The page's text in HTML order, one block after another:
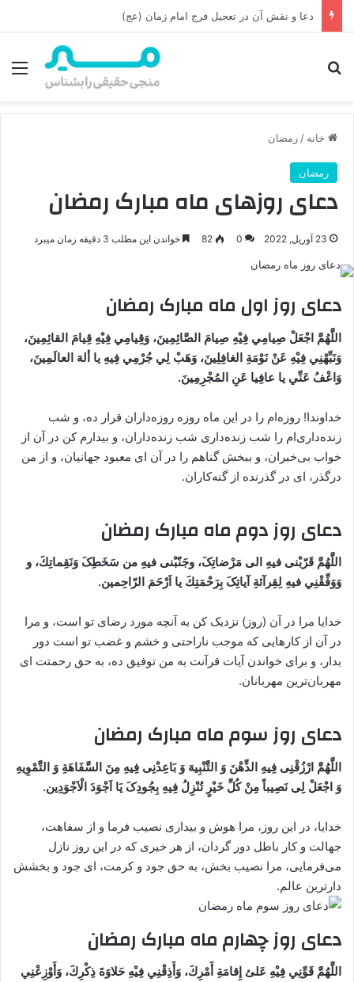
چه کسی بر پیکر امام حسن عسکری نماز خواند؟
خانه /رمضان
رمضان
دعای روزهای ماه مبارک رمضان
23 آوریل, 2022 0
82 خواندن این مطلب 3 دقیقه زمان میبرد
دعای روز اول ماه مبارک رمضان
اللَّهُمَّ اجْعَلْ صِيامِي فِيْهِ صِيامَ الصَّائِمِينَ، وَقِيامِي فِيْهِ قِيامَ القائِمِينَ،
وَنَبِّهْنِي فِيْهِ عَنْ نَوْمَةِ الغافِلِينَ، وَهَبْ لِي جُرْمِي فِيهِ يا ألهَ العالَمِينَ،
وَاعْفُ عَنِّي يا عافِيا عَنِ المُجْرِمِينَ.
خداوندا! روزه‌ام را در این ماه روزه روزه‌داران قرار ده، و شب
زنده‌داری‌ام را شب زنده‌داری شب زنده‌داران، و بیدارم کن در آن از
خواب بی‌خبران، و ببخش گناهم را در آن ای معبود جهانیان، و از من
درگذر، ای در گذرنده از گنه‌کاران.
دعای روز دوم ماه مبارک رمضان
اللَّهُمَّ قَرّبْنی فیهِ الی مَرْضاتِکَ، وجَنّبْنی فیهِ من سَخَطِکَ وَنَقِماتِكَ، و
وَوَفِّقْنِي فیهِ لِقِرآئةِ آیاتِکَ بِرَحْمَتِكَ یا اَرْحَمَ الرّاحِمین.
خدایا مرا در آن (روز) نزدیک کن به آنچه مورد رضای تو است، و مرا
در آن از کارهایی که موجب ناراحتی و خشم و غضب تو است دور
بدار، و برای خواندن آیات قرآنت به من توفیق ده، به حق رحمتت‌ ای
مهربان‌ترین مهربانان.
دعای روز سوم ماه مبارک رمضان
اللَّهُمَّ ارْزُقْنِی فِیهِ الذِّهْنَ وَ التَّنْبِیهَ وَ بَاعِدْنِی فِیهِ مِنَ السَّفَاهَةِ وَ التَّمْوِیهِ‌
وَ اجْعَلْ لِی نَصِیباً مِنْ کُلِّ خَیْرٍ تُنْزِلُ فِیهِ بِجُودِکَ یَا اَجْوَدَ الْاَجْوَدِین‌.
خدایا، در این روز، مرا هوش و بیداری نصیب فرما و از سفاهت،
جهالت و کار باطل دور گردان، از هر خیری که در این روز نازل
می‌فرمایی، مرا نصیب بخش، به حق جود و کرمت‌، ای جود و بخشش
دارترین عالم.
دعای روز چهارم ماه مبارک رمضان
اللَّهُمَّ قَوِّنِي فِيْهِ عَلئ إِقامَةِ أَمْرِكَ، وَأَذِقْنِي فِيْهِ حَلاوَةَ ذِكْرِكَ، وَأَوْزِعْنِي